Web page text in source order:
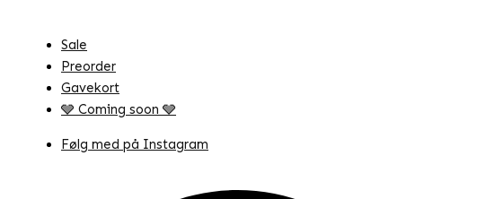
Sale
Preorder
Gavekort
🩶 Coming soon 🩶
Følg med på Instagram